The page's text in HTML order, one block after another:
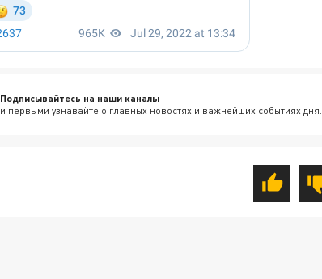
Подписывайтесь на наши каналы
и первыми узнавайте о главных новостях и важнейших событиях дня.